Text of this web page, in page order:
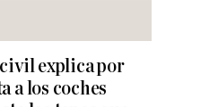
explica por
a los coches